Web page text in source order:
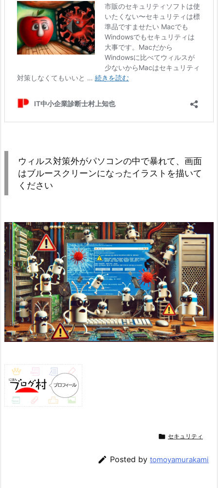
ウィルス対策外がパソコンの中で暴れて、画面
はブルースクリーンになったイラストを描いて
ください
 セキュリティ
 Posted by tomoyamurakami